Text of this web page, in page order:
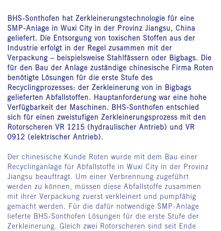
BHS-Sonthofen hat Zerkleinerungstechnologie für eine
SMP-Anlage in Wuxi City in der Provinz Jiangsu, China
geliefert. Die Entsorgung von toxischen Stoffen aus der
Industrie erfolgt in der Regel zusammen mit der
Verpackung – beispielsweise Stahlfässern oder Bigbags. Die
für den Bau der Anlage zuständige chinesische Firma Roten
benötigte Lösungen für die erste Stufe des
Recyclingprozesses: der Zerkleinerung von in Bigbags
gelieferten Abfallstoffen. Hauptanforderung war eine hohe
Verfügbarkeit der Maschinen. BHS-Sonthofen entschied
sich für einen zweistufigen Zerkleinerungsprozess mit den
Rotorscheren VR 1215 (hydraulischer Antrieb) und VR
0912 (elektrischer Antrieb).
Der chinesische Kunde Roten wurde mit dem Bau einer
Recyclinganlage für Abfallstoffe in Wuxi City in der Provinz
Jiangsu beauftragt. Um einer Verbrennung zugeführt
werden zu können, müssen diese Abfallstoffe zusammen
mit ihrer Verpackung zuerst verkleinert und pumpfähig
gemacht werden. Für die dafür notwendige SMP-Anlage
lieferte BHS-Sonthofen Lösungen für die erste Stufe der
Zerkleinerung. Gleich zwei Rotorscheren sind seit Ende